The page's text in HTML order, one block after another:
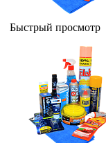
Быстрый просмотр